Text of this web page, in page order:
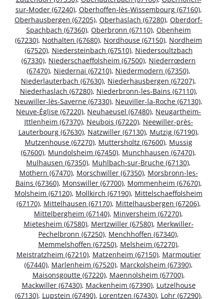
sur-Moder (67240), Oberhoffen-lès-Wissembourg (67160),
Oberhausbergen (67205), Oberhaslach (67280), Oberdorf-
Spachbach (67360), Oberbronn (67110), Obenheim
(67230), Nothalten (67680), Nordhouse (67150), Nordheim
(67520), Niedersteinbach (67510), Niedersoultzbach
(67330), Niederschaeffolsheim (67500), Niederrœdern
(67470), Niedernai (67210), Niedermodern (67350),
Niederlauterbach (67630), Niederhausbergen (67207),
Niederhaslach (67280), Niederbronn-les-Bains (67110),
Neuwiller-lès-Saverne (67330), Neuviller-la-Roche (67130),
Neuve-Église (67220), Neuhaeusel (67480), Neugartheim-
Ittlenheim (67370), Neubois (67220), Neewiller-près-
Lauterbourg (67630), Natzwiller (67130), Mutzig (67190),
Mutzenhouse (67270), Muttersholtz (67600), Mussig
(67600), Mundolsheim (67450), Munchhausen (67470),
Mulhausen (67350), Muhlbach-sur-Bruche (67130),
Mothern (67470), Morschwiller (67350), Morsbronn-les-
Bains (67360), Monswiller (67700), Mommenheim (67670),
Molsheim (67120), Mollkirch (67190), Mittelschaeffolsheim
(67170), Mittelhausen (67170), Mittelhausbergen (67206),
Mittelbergheim (67140), Minversheim (67270),
Mietesheim (67580), Mertzwiller (67580), Merkwiller-
Pechelbronn (67250), Menchhoffen (67340),
Memmelshoffen (67250), Melsheim (67270),
Meistratzheim (67210), Matzenheim (67150), Marmoutier
(67440), Marlenheim (67520), Marckolsheim (67390),
Maisonsgoutte (67220), Maennolsheim (67700),
Mackwiller (67430), Mackenheim (67390), Lutzelhouse
(67130), Lupstein (67490), Lorentzen (67430), Lohr (67290),